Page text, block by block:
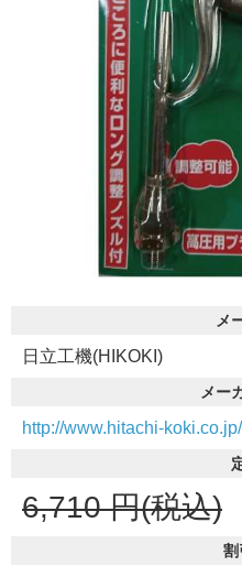
メ
日立工機(HIKOKI)
メー
http://www.hitachi-
6,710 円(税込)
割